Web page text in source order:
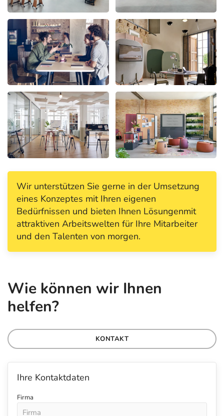
Wir unterstützen Sie gerne in der Umsetzung
eines Konzeptes mit Ihren eigenen
Bedürfnissen und bieten Ihnen Lösungenmit
attraktiven Arbeitswelten für Ihre Mitarbeiter
und den Talenten von morgen.
Wie können wir Ihnen
helfen?
KONTAKT
Ihre Kontaktdaten
Firma